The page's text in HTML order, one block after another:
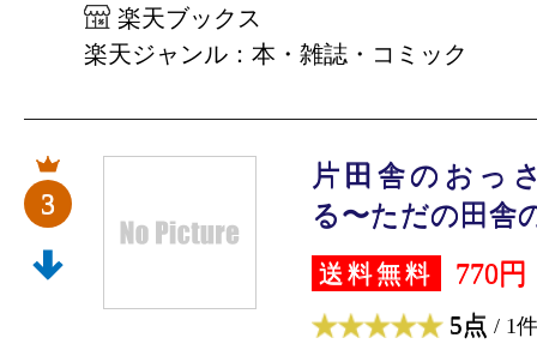
楽天ブックス
楽天ジャンル：本・雑誌・コミック
3
片田舎のおっ
る〜ただの田舎
送料無料 770円
5点 / 1件